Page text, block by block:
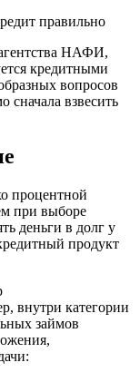
правильно
НАФИ,
кредитными
вопросов
сначала взвесить
процентной
при выборе
деньги в долг у
продукт
внутри категории
займов